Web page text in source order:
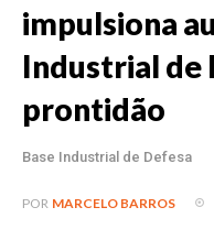
impulsiona
Industrial de
prontidão
Base Industrial de Defesa
POR MARCELO BARROS